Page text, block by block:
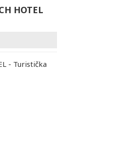
HOTEL
- Turistička